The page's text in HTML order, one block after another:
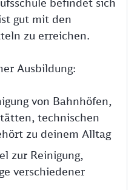
gut mit den
zu erreichen.
Ausbildung:
von Bahnhöfen,
technischen
zu deinem Alltag
zur Reinigung,
verschiedener